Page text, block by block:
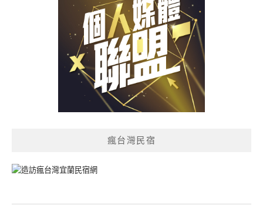
瘋台灣民宿